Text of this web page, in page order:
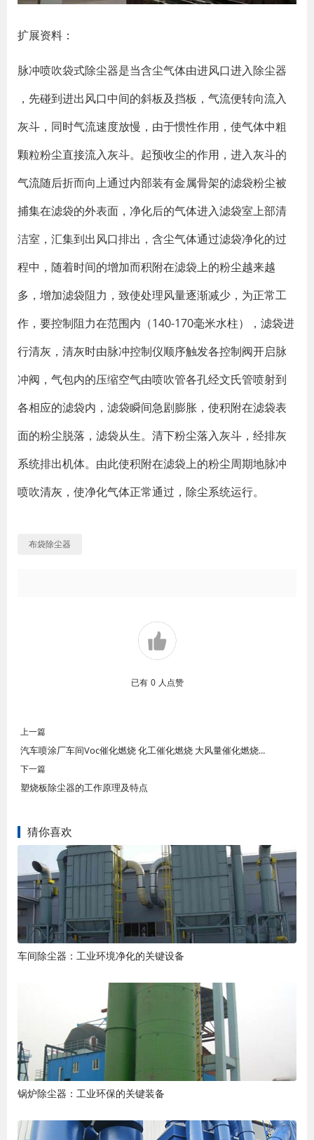
扩展资料：
脉冲喷吹袋式除尘器是当含尘气体由进风口进入除尘器
，先碰到进出风口中间的斜板及挡板，气流便转向流入
灰斗，同时气流速度放慢，由于惯性作用，使气体中粗
颗粒粉尘直接流入灰斗。起预收尘的作用，进入灰斗的
气流随后折而向上通过内部装有金属骨架的滤袋粉尘被
捕集在滤袋的外表面，净化后的气体进入滤袋室上部清
洁室，汇集到出风口排出，含尘气体通过滤袋净化的过
程中，随着时间的增加而积附在滤袋上的粉尘越来越
多，增加滤袋阻力，致使处理风量逐渐减少，为正常工
作，要控制阻力在范围内（140-170毫米水柱），滤袋进
行清灰，清灰时由脉冲控制仪顺序触发各控制阀开启脉
冲阀，气包内的压缩空气由喷吹管各孔经文氏管喷射到
各相应的滤袋内，滤袋瞬间急剧膨胀，使积附在滤袋表
面的粉尘脱落，滤袋从生。清下粉尘落入灰斗，经排灰
系统排出机体。由此使积附在滤袋上的粉尘周期地脉冲
喷吹清灰，使净化气体正常通过，除尘系统运行。
布袋除尘器
已有 0 人点赞
上一篇
汽车喷涂厂车间Voc催化燃烧 化工催化燃烧 大风量催化燃烧设备合程定制
下一篇
塑烧板除尘器的工作原理及特点
猜你喜欢
车间除尘器：工业环境净化的关键设备
锅炉除尘器：工业环保的关键装备